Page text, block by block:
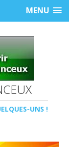
MENU
UNS !